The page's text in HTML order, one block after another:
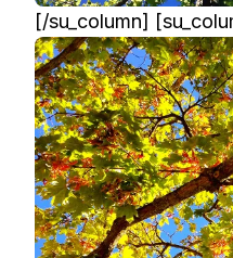
[/su_column]